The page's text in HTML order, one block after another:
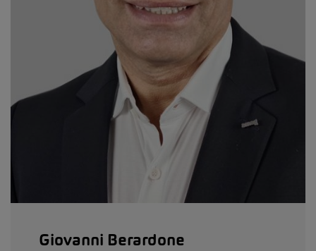
Giovanni Berardone